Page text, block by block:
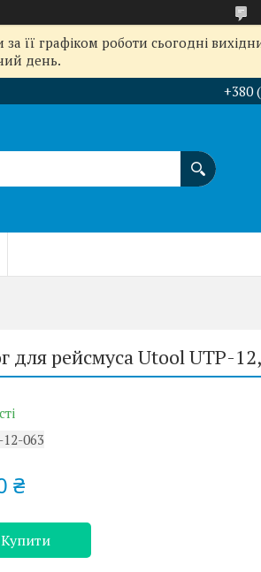
її графіком роботи сьогодні
день.
+380
для рейсмуса Utool UTP-
063
₴
Купити